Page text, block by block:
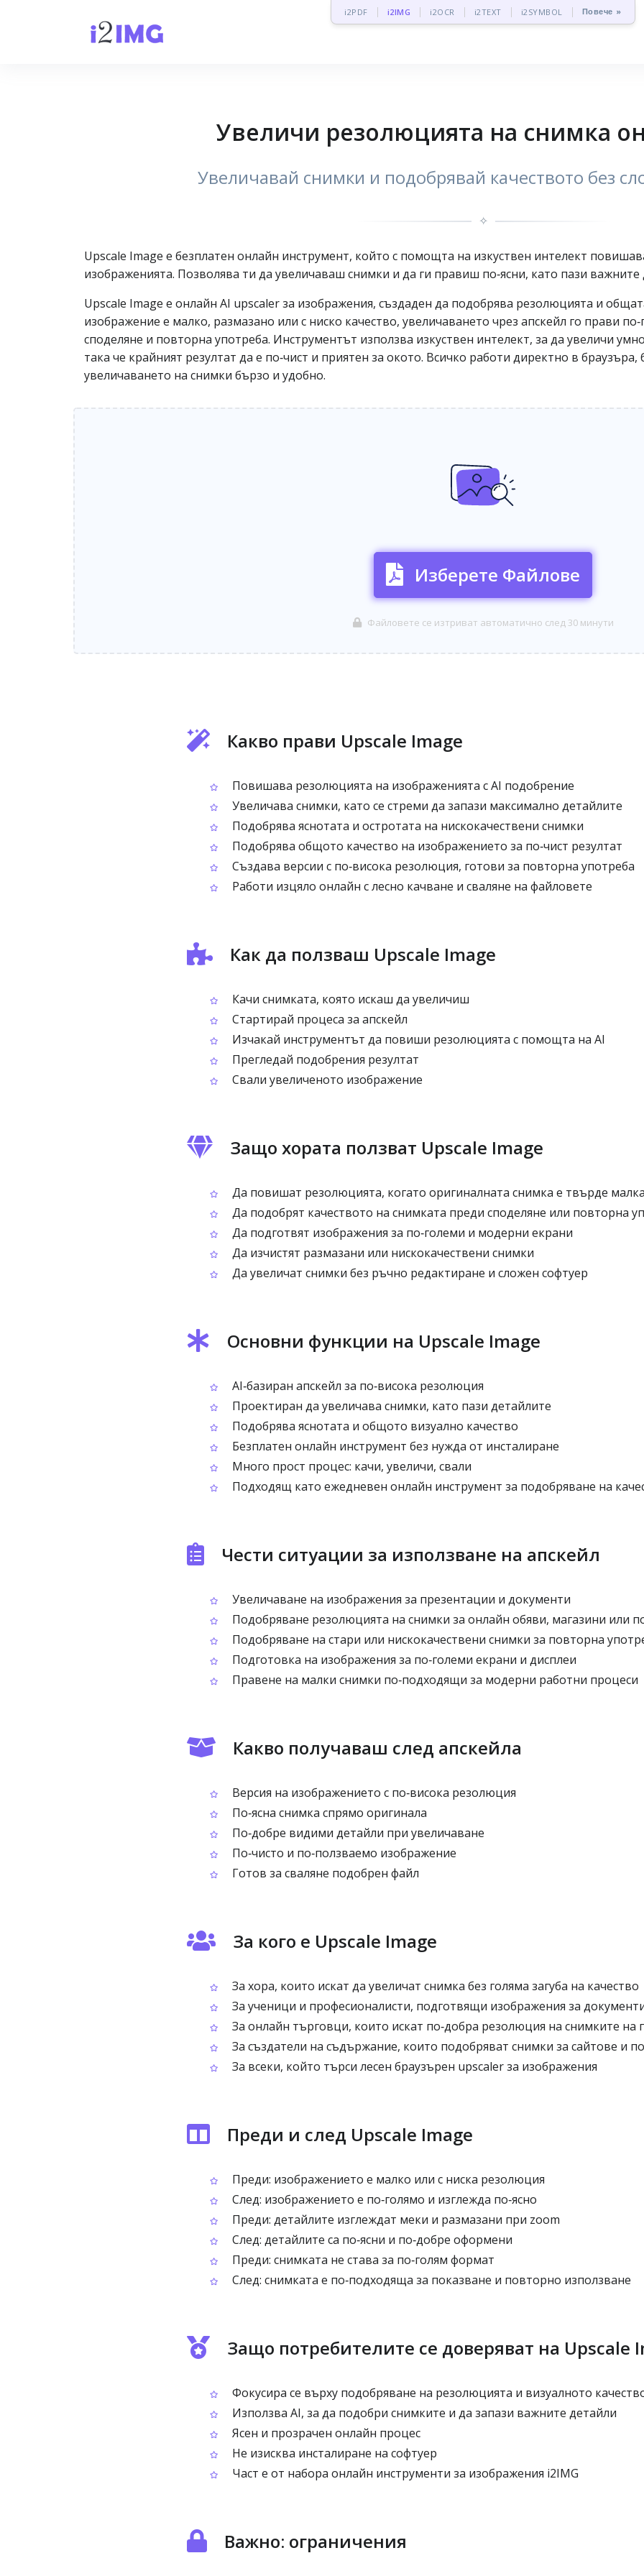
i2PDF i2IMG i2OCR i2TEXT i2SYMBOL Повече »
Увеличи резолюцията на снимка
Увеличавай снимки и подобрявай качеството без
✧
Upscale Image е безплатен онлайн инструмент, който с помощта на изкуствен интелект
изображенията. Позволява ти да увеличаваш снимки и да ги правиш по‑ясни, като пази важните
Upscale Image е онлайн AI upscaler за изображения, създаден да подобрява резолюцията и
изображение е малко, размазано или с ниско качество, увеличаването чрез апскейл го прави
споделяне и повторна употреба. Инструментът използва изкуствен интелект, за да увеличи
така че крайният резултат да е по‑чист и приятен за окото. Всичко работи директно в
увеличаването на снимки бързо и удобно.
Изберете Файлове
Файловете се изтриват автоматично след 30 минути
Какво прави Upscale Image
Повишава резолюцията на изображенията с AI подобрение
Увеличава снимки, като се стреми да запази максимално детайлите
Подобрява яснотата и остротата на нискокачествени снимки
Подобрява общото качество на изображението за по‑чист резултат
Създава версии с по‑висока резолюция, готови за повторна употреба
Работи изцяло онлайн с лесно качване и сваляне на файловете
Как да ползваш Upscale Image
Качи снимката, която искаш да увеличиш
Стартирай процеса за апскейл
Изчакай инструментът да повиши резолюцията с помощта на AI
Прегледай подобрения резултат
Свали увеличеното изображение
Защо хората ползват Upscale Image
Да повишат резолюцията, когато оригиналната снимка е твърде малка
Да подобрят качеството на снимката преди споделяне или повторна
Да подготвят изображения за по‑големи и модерни екрани
Да изчистят размазани или нискокачествени снимки
Да увеличат снимки без ръчно редактиране и сложен софтуер
Основни функции на Upscale Image
AI‑базиран апскейл за по‑висока резолюция
Проектиран да увеличава снимки, като пази детайлите
Подобрява яснотата и общото визуално качество
Безплатен онлайн инструмент без нужда от инсталиране
Много прост процес: качи, увеличи, свали
Подходящ като ежедневен онлайн инструмент за подобряване на
Чести ситуации за използване на апскейл
Увеличаване на изображения за презентации и документи
Подобряване резолюцията на снимки за онлайн обяви, магазини или
Подобряване на стари или нискокачествени снимки за повторна
Подготовка на изображения за по‑големи екрани и дисплеи
Правене на малки снимки по‑подходящи за модерни работни процеси
Какво получаваш след апскейла
Версия на изображението с по‑висока резолюция
По‑ясна снимка спрямо оригинала
По‑добре видими детайли при увеличаване
По‑чисто и по‑ползваемо изображение
Готов за сваляне подобрен файл
За кого е Upscale Image
За хора, които искат да увеличат снимка без голяма загуба на качество
За ученици и професионалисти, подготвящи изображения за
За онлайн търговци, които искат по‑добра резолюция на снимките на
За създатели на съдържание, които подобряват снимки за сайтове и
За всеки, който търси лесен браузърен upscaler за изображения
Преди и след Upscale Image
Преди: изображението е малко или с ниска резолюция
След: изображението е по‑голямо и изглежда по‑ясно
Преди: детайлите изглеждат меки и размазани при zoom
След: детайлите са по‑ясни и по‑добре оформени
Преди: снимката не става за по‑голям формат
След: снимката е по‑подходяща за показване и повторно използване
Защо потребителите се доверяват на Upscale
Фокусира се върху подобряване на резолюцията и визуалното
Използва AI, за да подобри снимките и да запази важните детайли
Ясен и прозрачен онлайн процес
Не изисква инсталиране на софтуер
Част е от набора онлайн инструменти за изображения i2IMG
Важно: ограничения